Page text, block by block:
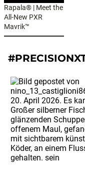
Rapala® | Meet the
All-New PXR
Mavrik™